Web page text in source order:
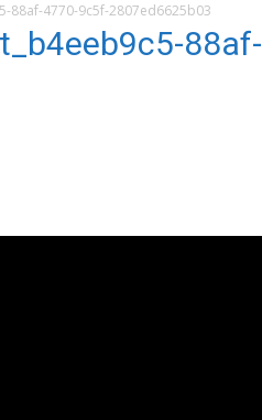
88af-4770-9c5f-2807ed6625b03
88af-